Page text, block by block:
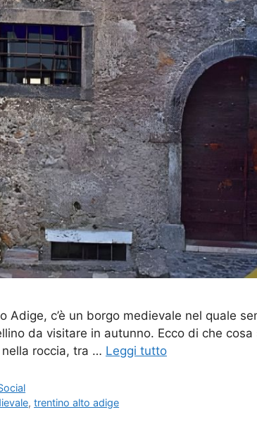
Adige, c’è un borgo medievale nel quale
da visitare in autunno. Ecco di che
roccia, tra … Leggi tutto
,trentino alto adige